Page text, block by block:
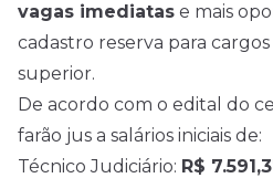
vagas imediatas e mais
cadastro reserva para
superior.
De acordo com o edital do
farão jus a salários iniciais de:
Técnico Judiciário: R$